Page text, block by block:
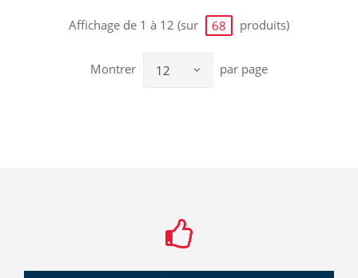
Affichage de 1 à 12 (sur 68 produits)
Montrer 12 par page